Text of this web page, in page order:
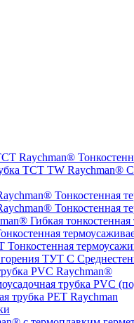
Тонкостенная
Тонкостенная
Гибкая
Тонкостенная
PVC Raychman®
трубка PVC
трубка PET Raychman